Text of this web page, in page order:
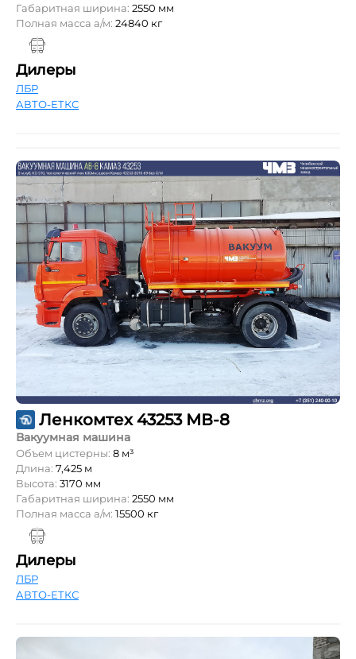
Габаритная ширина: 2550 мм
Полная масса а/м: 24840 кг
Дилеры
ЛБР
АВТО-ЕТКС
Ленкомтех 43253 МВ-8
Вакуумная машина
Объем цистерны: 8 м³
Длина: 7,425 м
Высота: 3170 мм
Габаритная ширина: 2550 мм
Полная масса а/м: 15500 кг
Дилеры
ЛБР
АВТО-ЕТКС